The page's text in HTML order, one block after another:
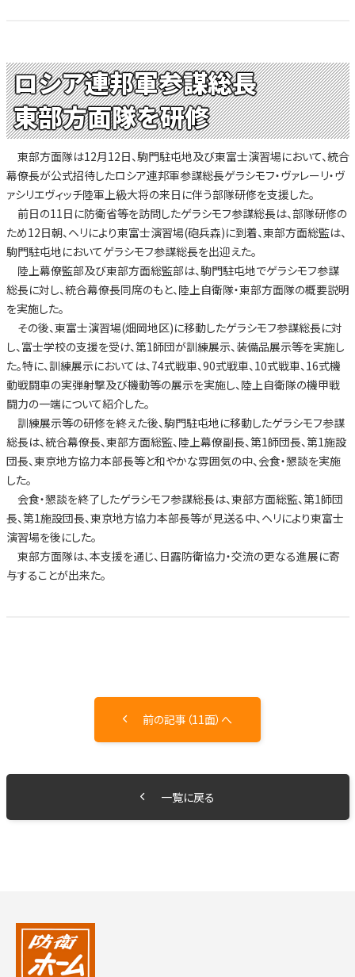
ロシア連邦軍参謀総長
東部方面隊を研修
東部方面隊は12月12日、駒門駐屯地及び東富士演習場において、統合
幕僚長が公式招待したロシア連邦軍参謀総長ゲラシモフ・ヴァレーリ・ヴ
ァシリエヴィッチ陸軍上級大将の来日に伴う部隊研修を支援した。
前日の11日に防衛省等を訪問したゲラシモフ参謀総長は、部隊研修の
ため12日朝、ヘリにより東富士演習場(砲兵森)に到着、東部方面総監は、
駒門駐屯地においてゲラシモフ参謀総長を出迎えた。
陸上幕僚監部及び東部方面総監部は、駒門駐屯地でゲラシモフ参謀
総長に対し、統合幕僚長同席のもと、陸上自衛隊・東部方面隊の概要説明
を実施した。
その後、東富士演習場(畑岡地区)に移動したゲラシモフ参謀総長に対
し、富士学校の支援を受け、第1師団が訓練展示、装備品展示等を実施し
た。特に、訓練展示においては、74式戦車、90式戦車、10式戦車、16式機
動戦闘車の実弾射撃及び機動等の展示を実施し、陸上自衛隊の機甲戦
闘力の一端について紹介した。
訓練展示等の研修を終えた後、駒門駐屯地に移動したゲラシモフ参謀
総長は、統合幕僚長、東部方面総監、陸上幕僚副長、第1師団長、第1施設
団長、東京地方協力本部長等と和やかな雰囲気の中、会食・懇談を実施
した。
会食・懇談を終了したゲラシモフ参謀総長は、東部方面総監、第1師団
長、第1施設団長、東京地方協力本部長等が見送る中、ヘリにより東富士
演習場を後にした。
東部方面隊は、本支援を通じ、日露防衛協力・交流の更なる進展に寄
与することが出来た。
前の記事（11面）へ
一覧に戻る